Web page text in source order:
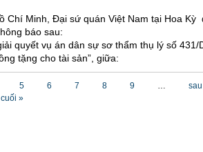
Chí Minh, Đại sứ quán Việt Nam tại Hoa Kỳ
báo sau:
quyết vụ án dân sự sơ thẩm thụ lý số 431/
tặng cho tài sản”, giữa:
5 6 7 8 9 …
sau
cuối »